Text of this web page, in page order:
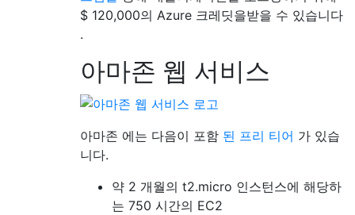
$ 120,000의 Azure 크레딧을받을 수 있습니다
.
아마존 웹 서비스
아마존 에는 다음이 포함 된 프리 티어 가 있습
니다.
약 2 개월의 t2.micro 인스턴스에 해당하
는 750 시간의 EC2